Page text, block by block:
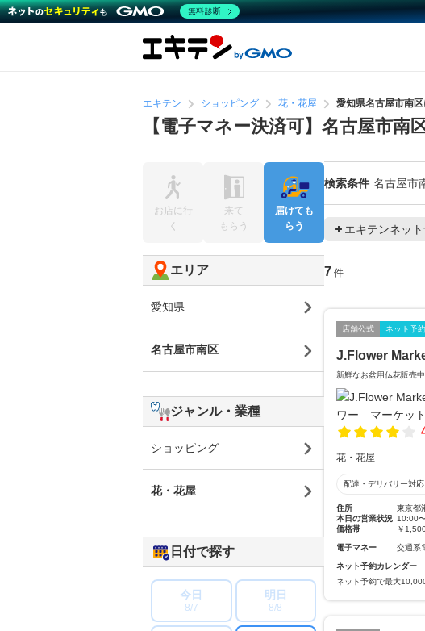
エキテン ショッピング 花・花屋 愛知県名古屋市南
【電子マネー決済可】名古屋市
検索条件 名古屋市
エキテンネッ
7 件
店舗公式 ネット予
J.Flower
新鮮なお盆用仏花販売
花・花屋
配達・デリバリー対応
住所
東京都
本日の営業状況 10:00
価格帯
￥
電子マネー 交通系
ネット予約カレンダー
ネット予約で最大
お店に行
く
来て
もらう
届けても
らう
エリア
愛知県
名古屋市南区
ジャンル・業種
ショッピング
花・花屋
日付で探す
今日
8/7
明日
8/8
無料診断